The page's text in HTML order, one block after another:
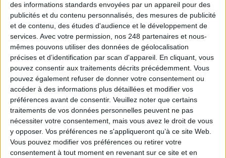
des informations standards envoyées par un appareil pour des
publicités et du contenu personnalisés, des mesures de publicité
et de contenu, des études d'audience et le développement de
services. Avec votre permission, nos 248 partenaires et nous-
mêmes pouvons utiliser des données de géolocalisation
précises et d’identification par scan d'appareil. En cliquant, vous
pouvez consentir aux traitements décrits précédemment. Vous
pouvez également refuser de donner votre consentement ou
accéder à des informations plus détaillées et modifier vos
préférences avant de consentir. Veuillez noter que certains
traitements de vos données personnelles peuvent ne pas
nécessiter votre consentement, mais vous avez le droit de vous
y opposer. Vos préférences ne s'appliqueront qu’à ce site Web.
Vous pouvez modifier vos préférences ou retirer votre
consentement à tout moment en revenant sur ce site et en
règlement vient renforcer les dispositions existantes en matière de
protection des données personnelles, il apporte également des
obligations...
Lire la suite...
DPO en collectivité territoriale :
communiquer et se rendre
indispensable